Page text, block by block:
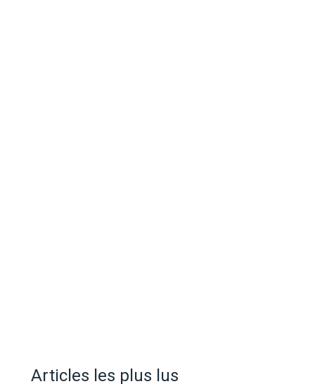
Articles les plus lus